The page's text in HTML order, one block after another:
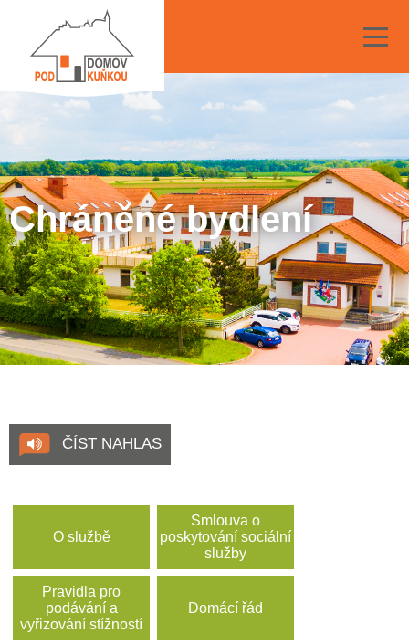
Chráněné bydlení
ČÍST NAHLAS
O službě
Smlouva o
poskytování sociální
služby
Pravidla pro
podávání a
vyřizování stížností
Domácí řád